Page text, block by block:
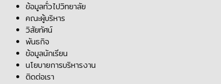
ข้อมูลทั่วไปวิทยาลัย
คณะผู้บริหาร
วิสัยทัศน์
พันธกิจ
ข้อมูลนักเรียน
นโยบายการบริหารงาน
ติดต่อเรา